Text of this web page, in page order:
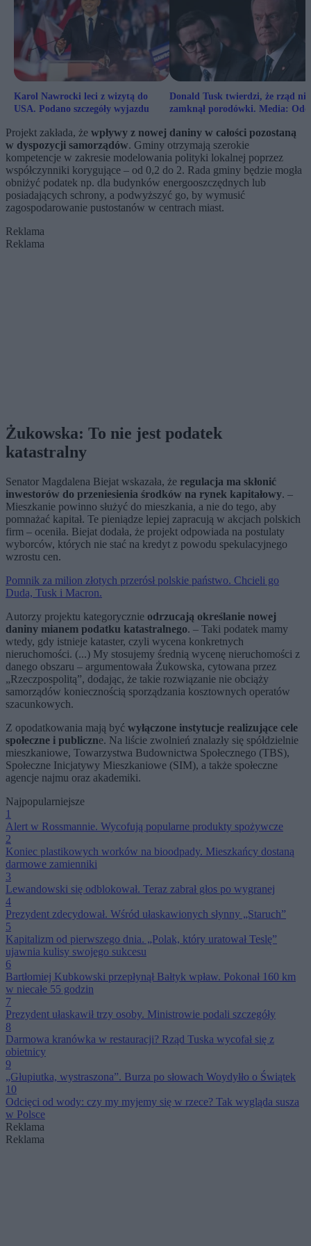
Karol Nawrocki leci z wizytą do
USA. Podano szczegóły wyjazdu
Donald Tusk twierdzi, że rząd nie
zamknął porodówki. Media:
Projekt zakłada, że wpływy z nowej daniny w całości pozostaną
w dyspozycji samorządów. Gminy otrzymają szerokie
kompetencje w zakresie modelowania polityki lokalnej poprzez
współczynniki korygujące – od 0,2 do 2. Rada gminy będzie mogła
obniżyć podatek np. dla budynków energooszczędnych lub
posiadających schrony, a podwyższyć go, by wymusić
zagospodarowanie pustostanów w centrach miast.
Reklama
Reklama
Żukowska: To nie jest podatek
katastralny
Senator Magdalena Biejat wskazała, że regulacja ma skłonić
inwestorów do przeniesienia środków na rynek kapitałowy. –
Mieszkanie powinno służyć do mieszkania, a nie do tego, aby
pomnażać kapitał. Te pieniądze lepiej zapracują w akcjach polskich
firm – oceniła. Biejat dodała, że projekt odpowiada na postulaty
wyborców, których nie stać na kredyt z powodu spekulacyjnego
wzrostu cen.
Pomnik za milion złotych przerósł polskie państwo. Chcieli go
Duda, Tusk i Macron.
Autorzy projektu kategorycznie odrzucają określanie nowej
daniny mianem podatku katastralnego. – Taki podatek mamy
wtedy, gdy istnieje kataster, czyli wycena konkretnych
nieruchomości. (...) My stosujemy średnią wycenę nieruchomości z
danego obszaru – argumentowała Żukowska, cytowana przez
„Rzeczpospolitą”, dodając, że takie rozwiązanie nie obciąży
samorządów koniecznością sporządzania kosztownych operatów
szacunkowych.
Z opodatkowania mają być wyłączone instytucje realizujące cele
społeczne i publiczne. Na liście zwolnień znalazły się spółdzielnie
mieszkaniowe, Towarzystwa Budownictwa Społecznego (TBS),
Społeczne Inicjatywy Mieszkaniowe (SIM), a także społeczne
agencje najmu oraz akademiki.
Najpopularniejsze
1
Alert w Rossmannie. Wycofują popularne produkty spożywcze
2
Koniec plastikowych worków na bioodpady. Mieszkańcy dostaną
darmowe zamienniki
3
Lewandowski się odblokował. Teraz zabrał głos po wygranej
4
Prezydent zdecydował. Wśród ułaskawionych słynny „Staruch”
5
Kapitalizm od pierwszego dnia. „Polak, który uratował Teslę”
ujawnia kulisy swojego sukcesu
6
Bartłomiej Kubkowski przepłynął Bałtyk wpław. Pokonał 160 km
w niecałe 55 godzin
7
Prezydent ułaskawił trzy osoby. Ministrowie podali szczegóły
8
Darmowa kranówka w restauracji? Rząd Tuska wycofał się z
obietnicy
9
„Głupiutka, wystraszona”. Burza po słowach Woydyłło o Świątek
10
Odcięci od wody: czy my myjemy się w rzece? Tak wygląda susza
w Polsce
Reklama
Reklama